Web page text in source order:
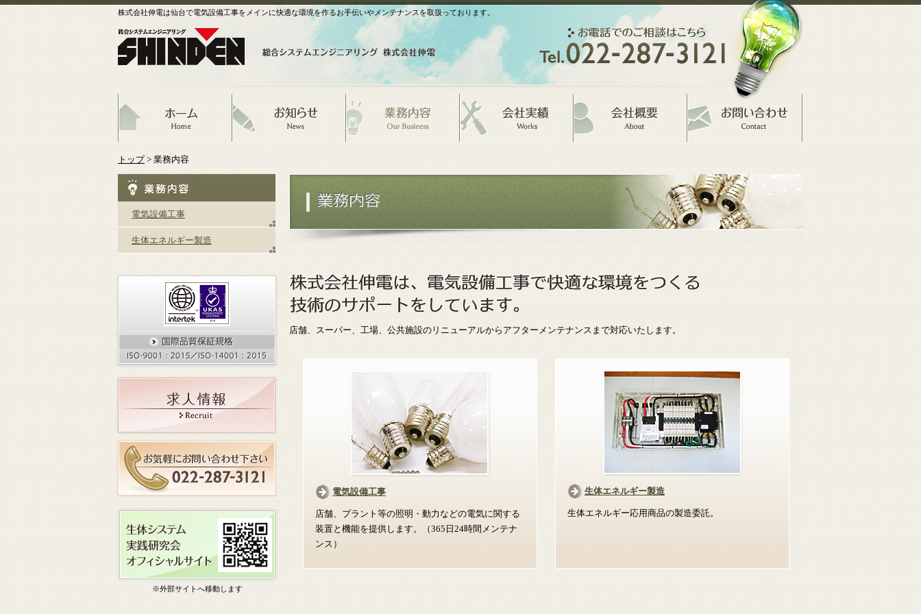
株式会社伸電は仙台で電気設備工事をメインに快適な環境を作るお手伝いやメンテナンスを取扱っております。
トップ> 業務内容
店舗、スーパー、工場、公共施設のリニューアルからアフターメンテナンスまで対応いたします。
電気設備工事
店舗、プラント等の照明・動力などの電気に関する
装置と機能を提供します。（365日24時間メンテナ
ンス）
生体エネルギー製造
生体エネルギー応用商品の製造委託。
電気設備工事
生体エネルギー製造
※外部サイトへ移動します